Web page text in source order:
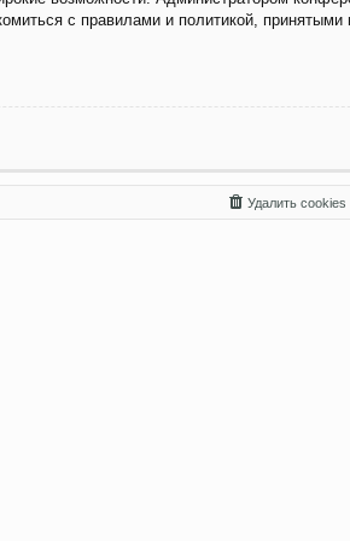
с правилами и политикой, принятыми
Удалить cookies